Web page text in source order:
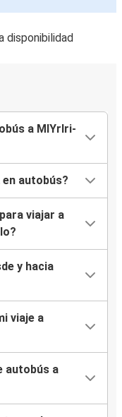
disponibilidad
a MlYrlri-
autobús?
viajar a
y hacia
viaje a
autobús a